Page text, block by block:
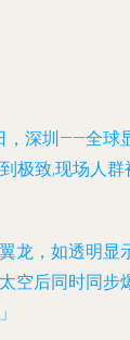
，深圳——全球
极致,现场人群
龙，如透明显
空后同时同步